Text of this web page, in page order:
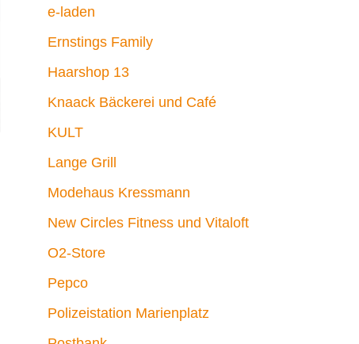
e-laden
Ernstings Family
Haarshop 13
Knaack Bäckerei und Café
KULT
Lange Grill
Modehaus Kressmann
New Circles Fitness und Vitaloft
O2-Store
Pepco
Polizeistation Marienplatz